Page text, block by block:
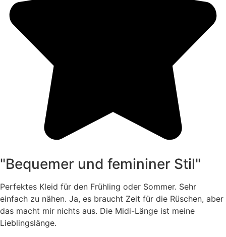
"Bequemer und femininer Stil"
Perfektes Kleid für den Frühling oder Sommer. Sehr
einfach zu nähen. Ja, es braucht Zeit für die Rüschen, aber
das macht mir nichts aus. Die Midi-Länge ist meine
Lieblingslänge.